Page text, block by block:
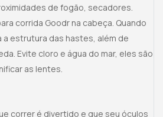
de fogão, secadores.
corrida Goodr na cabeça. Quando
estrutura das hastes, além de
Evite cloro e água do mar, eles são
as lentes.
correr é divertido e que seu óculos